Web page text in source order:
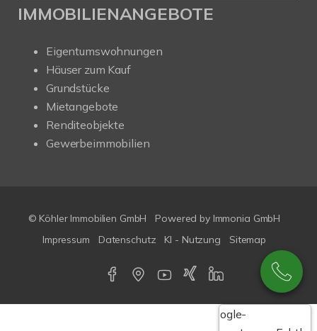
IMMOBILIENANGEBOTE
Eigentumswohnungen
Häuser zum Kauf
Grundstücke
Mietangebote
Renditeobjekte
Gewerbeimmobilien
© Köhler Immobilien GmbH Powered by Immonia GmbH
Impressum
Datenschutz KI - Nutzung Sitemap
Google-